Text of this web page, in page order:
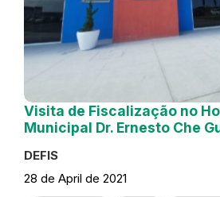
Visita de Fiscalização no
Municipal Dr. Ernesto Che
DEFIS
28 de April de 2021